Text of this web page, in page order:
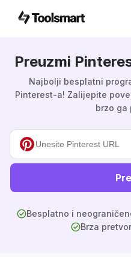
Preuzmi
Najbolji besplatni
Pinterest-a! Zalijepite
brzo ga
Besplatno i
Brza